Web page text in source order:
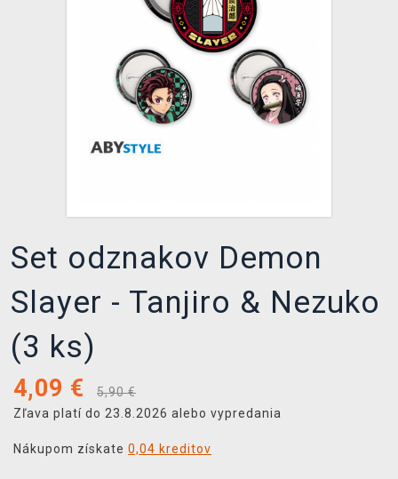
Set odznakov Demon
Slayer - Tanjiro & Nezuko
(3 ks)
4,09 €
5,90 €
Zľava platí do 23.8.2026 alebo vypredania
Nákupom získate 0,04 kreditov